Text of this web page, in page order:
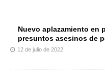
Nuevo aplazamiento en
presuntos asesinos de
12 de julio de 2022